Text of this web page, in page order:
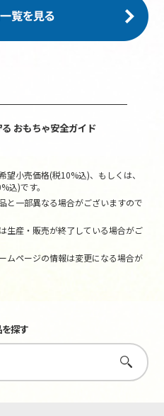
おもちゃ安全ガイド
小売価格(税10%込)、もしくは、
込)です。
と一部異なる場合がございますので
生産・販売が終了している場合がご
ムページの情報は変更になる場合が
探す
さがす